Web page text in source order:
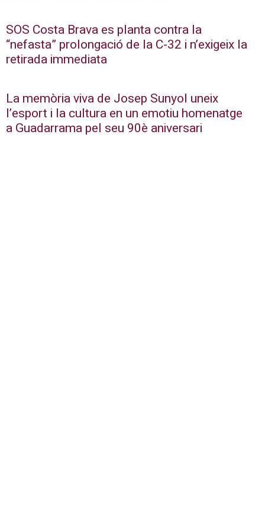
SOS Costa Brava es planta contra la
“nefasta” prolongació de la C-32 i n’exigeix la
retirada immediata
La memòria viva de Josep Sunyol uneix
l’esport i la cultura en un emotiu homenatge
a Guadarrama pel seu 90è aniversari